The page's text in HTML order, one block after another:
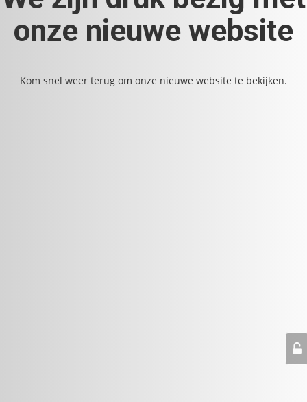
onze nieuwe website
Kom snel weer terug om onze nieuwe website te bekijken.